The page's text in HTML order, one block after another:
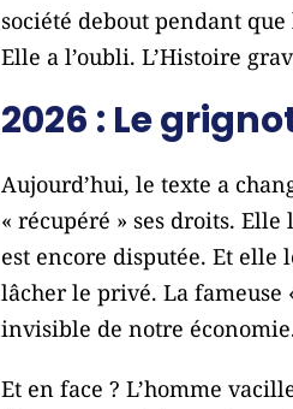
société debout pendant que
Elle a l’oubli. L’Histoire
2026 : Le
Aujourd’hui, le texte a
« récupéré » ses droits.
est encore disputée. Et
lâcher le privé. La fameuse
invisible de notre
Et en face ? L’homme